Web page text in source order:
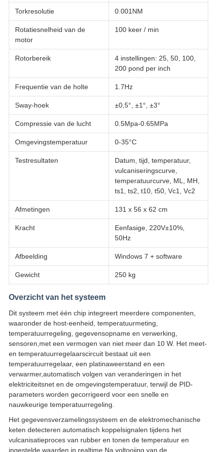
Torkresolutie 0.001NM
Rotatiesnelheid van de
motor
100 keer / min
Rotorbereik
4 instellingen: 25, 50, 100,
200 pond per inch
Frequentie van de holte 1.7Hz
Sway-hoek ±0,5°, ±1°, ±3°
Compressie van de lucht 0.5Mpa-0.65MPa
Omgevingstemperatuur 0-35°C
Testresultaten
Datum, tijd, temperatuur,
vulcaniseringscurve,
temperatuurcurve, ML, MH,
ts1, ts2, t10, t50, Vc1, Vc2
Afmetingen 131 x 56 x 62 cm
Kracht
Eenfasige, 220V±10%,
50Hz
Afbeelding Windows 7 + software
Gewicht 250 kg
Overzicht van het systeem
Dit systeem met één chip integreert meerdere componenten,
waaronder de host-eenheid, temperatuurmeting,
temperatuurregeling, gegevensopname en verwerking,
sensoren,met een vermogen van niet meer dan 10 W. Het meet-
en temperatuurregelaarscircuit bestaat uit een
temperatuurregelaar, een platinaweerstand en een
verwarmer,automatisch volgen van veranderingen in het
elektriciteitsnet en de omgevingstemperatuur, terwijl de PID-
parameters worden gecorrigeerd voor een snelle en
nauwkeurige temperatuurregeling.
Het gegevensverzamelingssysteem en de elektromechanische
keten detecteren automatisch koppelsignalen tijdens het
vulcanisatieproces van rubber en tonen de temperatuur en
ingestelde waarden in realtime.Na voltooiing van de